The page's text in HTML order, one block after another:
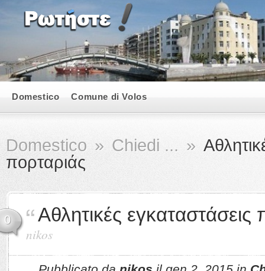
Domestico Comune di Volos
Domestico » Chiedi ... »
πορταριάς
0 Αθλητικές εγκαταστάσεις
nikos